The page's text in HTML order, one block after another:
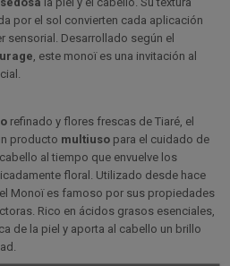
por el sol convierten cada aplicación
sensorial. Desarrollado según el
, este monoï es una invitación al
refinado y flores frescas de Tiaré, el
producto multiuso para el cuidado de
al tiempo que envuelve los
floral. Utilizado desde hace
Monoï es famoso por sus propiedades
Rico en ácidos grasos esenciales,
de la piel y aporta al cabello un brillo